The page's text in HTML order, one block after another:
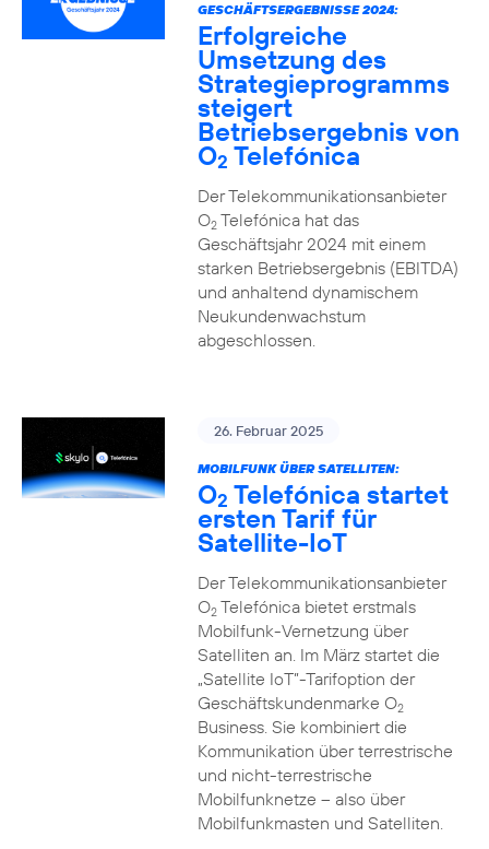
GESCHÄFTSERGEBNISSE 2024:
Erfolgreiche
Umsetzung des
Strategieprogramms
steigert
Betriebsergebnis von
O2 Telefónica
Der Telekommunikationsanbieter
O2Telefónica hat das
Geschäftsjahr 2024 mit einem
starken Betriebsergebnis (EBITDA)
und anhaltend dynamischem
Neukundenwachstum
abgeschlossen.
26. Februar 2025
MOBILFUNK ÜBER SATELLITEN:
O2 Telefónica startet
ersten Tarif für
Satellite-IoT
Der Telekommunikationsanbieter
O2Telefónica bietet erstmals
Mobilfunk-Vernetzung über
Satelliten an. Im März startet die
„Satellite IoT”-Tarifoption der
Geschäftskundenmarke O2
Business. Sie kombiniert die
Kommunikation über terrestrische
und nicht-terrestrische
Mobilfunknetze – also über
Mobilfunkmasten und Satelliten.